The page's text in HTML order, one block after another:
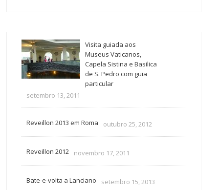
Visita guiada aos
Museus Vaticanos,
Capela Sistina e Basilica
de S. Pedro com guia
particular
setembro 13, 2011
Reveillon 2013 em Roma outubro 25, 2012
Reveillon 2012 novembro 17, 2011
Bate-e-volta a Lanciano setembro 15, 2013